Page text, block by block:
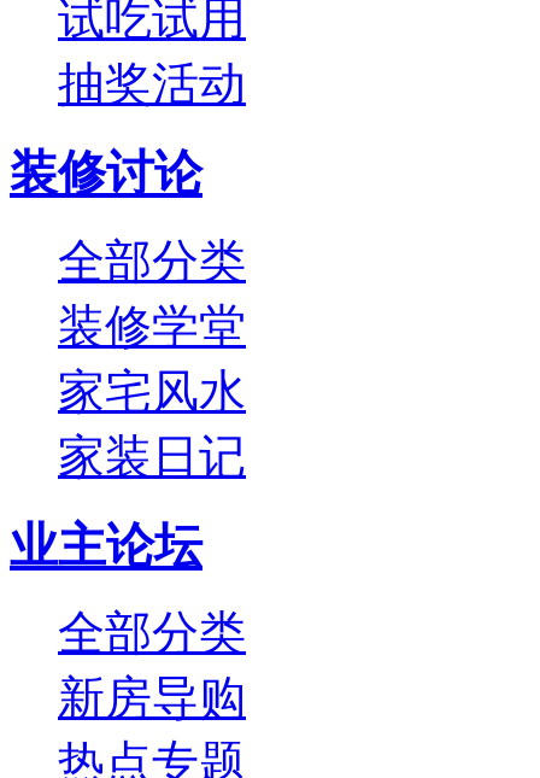
试吃试用
抽奖活动
装修讨论
全部分类
装修学堂
家宅风水
家装日记
业主论坛
全部分类
新房导购
热点专题